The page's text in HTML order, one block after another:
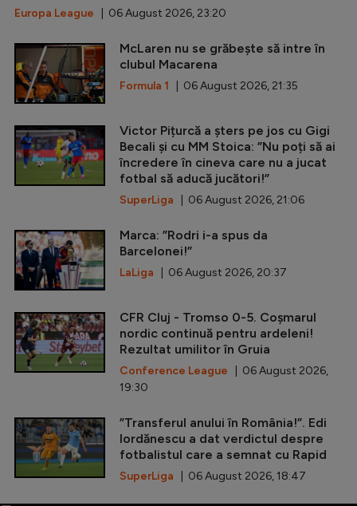
Europa League | 06 August 2026, 23:20
McLaren nu se grăbește să intre în
clubul Macarena
Formula 1 | 06 August 2026, 21:35
Victor Pițurcă a șters pe jos cu Gigi
Becali și cu MM Stoica: ”Nu poți să ai
încredere în cineva care nu a jucat
fotbal să aducă jucători!”
SuperLiga | 06 August 2026, 21:06
Marca: ”Rodri i-a spus da
Barcelonei!”
LaLiga | 06 August 2026, 20:37
CFR Cluj - Tromso 0-5. Coșmarul
nordic continuă pentru ardeleni!
Rezultat umilitor în Gruia
Conference League | 06 August 2026,
19:30
”Transferul anului în România!”. Edi
Iordănescu a dat verdictul despre
fotbalistul care a semnat cu Rapid
SuperLiga | 06 August 2026, 18:47